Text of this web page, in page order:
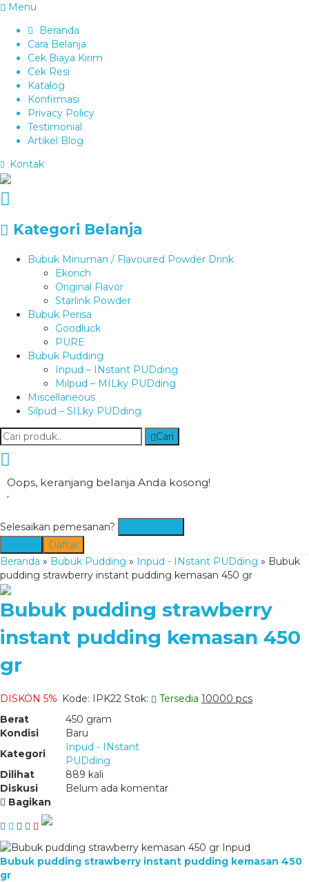
Menu
Beranda
Cara Belanja
Cek Biaya Kirim
Cek Resi
Katalog
Konfirmasi
Privacy Policy
Testimonial
Artikel Blog
Kontak
Kategori Belanja
Bubuk Minuman / Flavoured Powder Drink
Ekorich
Original Flavor
Starlink Powder
Bubuk Perisa
Goodluck
PURE
Bubuk Pudding
Inpud – INstant PUDding
Milpud – MILky PUDding
Miscellaneous
Silpud – SILky PUDding
Cari
Oops, keranjang belanja Anda kosong!
Selesaikan pemesanan?
Daftar
Beranda » Bubuk Pudding » Inpud - INstant PUDding » Bubuk
pudding strawberry instant pudding kemasan 450 gr
Bubuk pudding strawberry
instant pudding kemasan 450
gr
DISKON 5% Kode: IPK22 Stok: Tersedia 10000 pcs
Berat
450 gram
Kondisi
Baru
Kategori
Inpud - INstant
PUDding
Dilihat
889 kali
Diskusi
Belum ada komentar
Bagikan
Bubuk pudding strawberry instant pudding kemasan 450
gr